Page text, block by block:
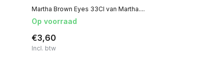
Martha Brown Eyes 33Cl van Martha....
Op voorraad
€3,60
Incl. btw